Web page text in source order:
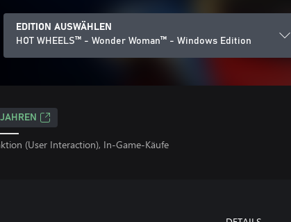
EDITION AUSWÄHLEN
HOT WHEELS™ - Wonder Woman™ - Windows Edition
(User Interaction), In-Game-Käufe